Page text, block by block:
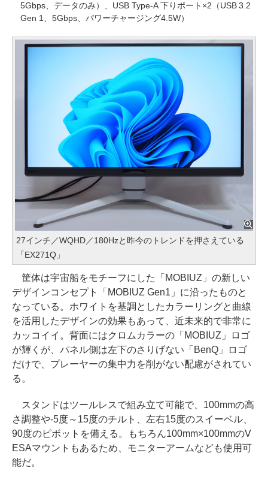
5Gbps、データのみ）、USB Type-A 下りポート×2（USB 3.2
Gen 1、5Gbps、パワーチャージング4.5W）
27インチ／WQHD／180Hzと昨今のトレンドを押さえている
「EX271Q」
筐体は宇宙船をモチーフにした「MOBIUZ」の新しい
デザインコンセプト「MOBIUZ Gen1」に沿ったものと
なっている。ホワイトを基調としたカラーリングと曲線
を活用したデザインの効果もあって、近未来的で非常に
カッコイイ。背面にはクロムカラーの「MOBIUZ」ロゴ
が輝くが、パネル側は左下のさりげない「BenQ」ロゴ
だけで、プレーヤーの集中力を削がない配慮がされてい
る。
スタンドはツールレスで組み立て可能で、100mmの高
さ調整や-5度～15度のチルト、左右15度のスイーベル、
90度のピボットを備える。もちろん100mm×100mmのV
ESAマウントもあるため、モニターアームなども使用可
能だ。